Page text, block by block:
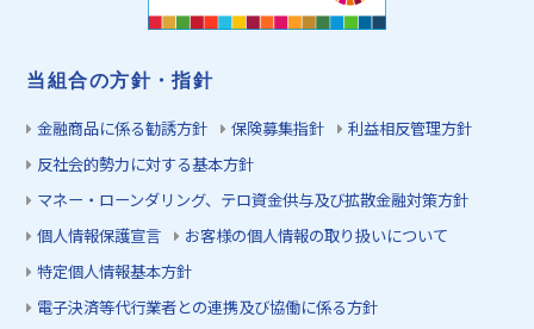
当組合の方針・指針
金融商品に係る勧誘方針 保険募集指針
利益相反管理方針
反社会的勢力に対する基本方針
マネー・ローンダリング、テロ資金供与及び拡散金融対策方針
個人情報保護宣言
お客様の個人情報の取り扱いについて
特定個人情報基本方針
電子決済等代行業者との連携及び協働に係る方針